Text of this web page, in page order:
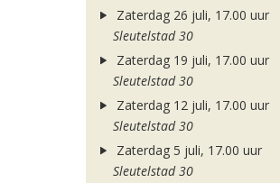
Zaterdag 26 juli, 17.00 uur
Sleutelstad 30
Zaterdag 19 juli, 17.00 uur
Sleutelstad 30
Zaterdag 12 juli, 17.00 uur
Sleutelstad 30
Zaterdag 5 juli, 17.00 uur
Sleutelstad 30